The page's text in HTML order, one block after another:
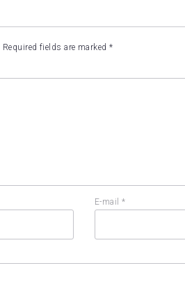
Required fields are marked*
E-mail*